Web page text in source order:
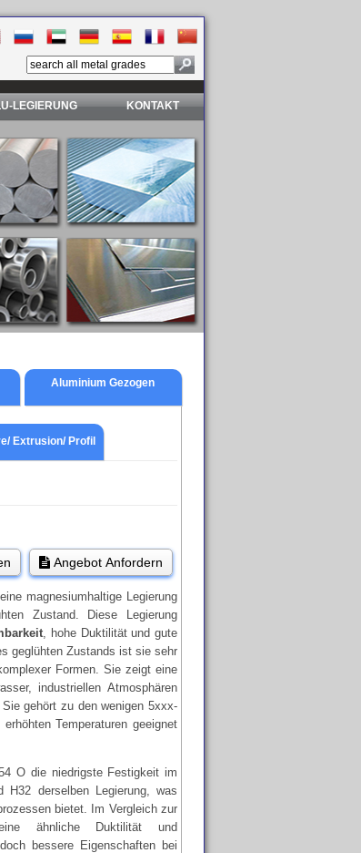
LEGIERUNG KONTAKT
Aluminium Gezogen
Extrusion/ Profil
Angebot Anfordern
magnesiumhaltige Legierung
Zustand. Diese Legierung
, hohe Duktilität und gute
geglühten Zustands ist sie sehr
Formen. Sie zeigt eine
industriellen Atmosphären
gehört zu den wenigen 5xxx-
Temperaturen geeignet
O die niedrigste Festigkeit im
H32 derselben Legierung, was
bietet. Im Vergleich zur
ähnliche Duktilität und
bessere Eigenschaften bei